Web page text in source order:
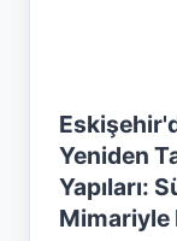
Yeniden
Yapıları:
Mimariyle